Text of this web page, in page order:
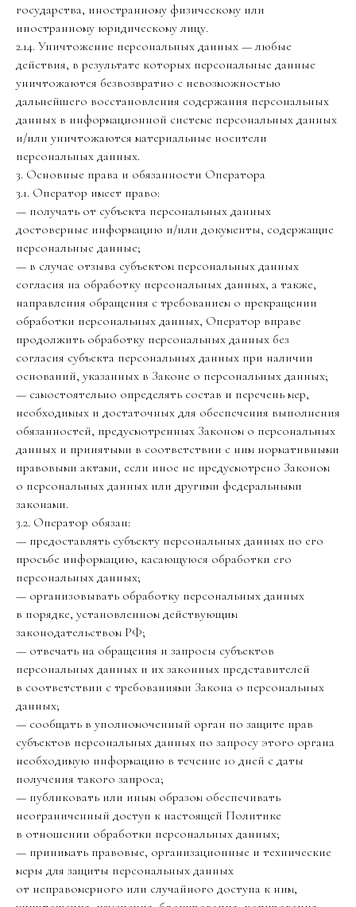
государства, иностранному физическому или
иностранному юридическому лицу.
2.14. Уничтожение персональных данных — любые
действия, в результате которых персональные данные
уничтожаются безвозвратно с невозможностью
дальнейшего восстановления содержания персональных
данных в информационной системе персональных данных
и/или уничтожаются материальные носители
персональных данных.
3. Основные права и обязанности Оператора
3.1. Оператор имеет право:
— получать от субъекта персональных данных
достоверные информацию и/или документы, содержащие
персональные данные;
— в случае отзыва субъектом персональных данных
согласия на обработку персональных данных, а также,
направления обращения с требованием о прекращении
обработки персональных данных, Оператор вправе
продолжить обработку персональных данных без
согласия субъекта персональных данных при наличии
оснований, указанных в Законе о персональных данных;
— самостоятельно определять состав и перечень мер,
необходимых и достаточных для обеспечения выполнения
обязанностей, предусмотренных Законом о персональных
данных и принятыми в соответствии с ним нормативными
правовыми актами, если иное не предусмотрено Законом
о персональных данных или другими федеральными
законами.
3.2. Оператор обязан:
— предоставлять субъекту персональных данных по его
просьбе информацию, касающуюся обработки его
персональных данных;
— организовывать обработку персональных данных
в порядке, установленном действующим
законодательством РФ;
— отвечать на обращения и запросы субъектов
персональных данных и их законных представителей
в соответствии с требованиями Закона о персональных
данных;
— сообщать в уполномоченный орган по защите прав
субъектов персональных данных по запросу этого органа
необходимую информацию в течение 10 дней с даты
получения такого запроса;
— публиковать или иным образом обеспечивать
неограниченный доступ к настоящей Политике
в отношении обработки персональных данных;
— принимать правовые, организационные и технические
меры для защиты персональных данных
от неправомерного или случайного доступа к ним,